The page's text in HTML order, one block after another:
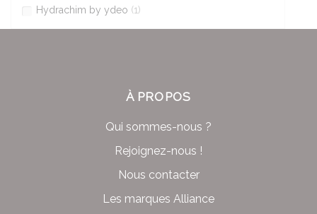
Hydrachim by ydeo (1)
À PROPOS
Qui sommes-nous ?
Rejoignez-nous !
Nous contacter
Les marques Alliance